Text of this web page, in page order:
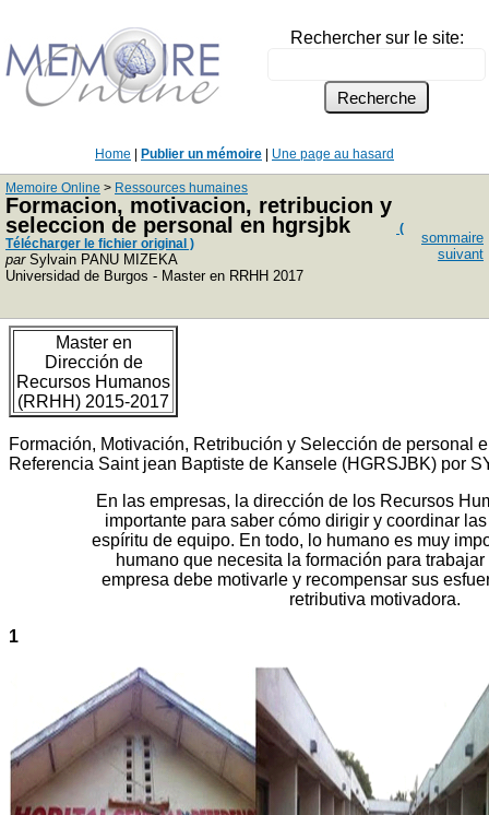
Rechercher sur le site:
Home Publier un mémoire Une page au hasard
Memoire Online > Ressources humaines
Formacion, motivacion, retribucion y
seleccion de personal en hgrsjbk
(
Télécharger le fichier original )
parSylvain PANU MIZEKA
Universidad de Burgos - Master en RRHH 2017
sommaire
suivant
Master en
Dirección de
Recursos Humanos
(RRHH) 2015-2017
Formación, Motivación, Retribución y Selección de personal
Referencia Saint jean Baptiste de Kansele (HGRSJBK) por
En las empresas, la dirección de los Recursos
importante para saber cómo dirigir y coordinar
espíritu de equipo. En todo, lo humano es muy
humano que necesita la formación para
empresa debe motivarle y recompensar sus
retributiva motivadora.
1